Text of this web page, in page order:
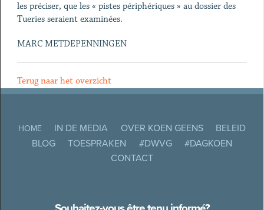
les préciser, que les « pistes périphériques » au dossier des
Tueries seraient examinées.
MARC METDEPENNINGEN
Terug naar het overzicht
HOME IN DE MEDIA OVER KOEN GEENS
BELEID
BLOG
TOESPRAKEN #DWVG
#DAGKOEN
CONTACT